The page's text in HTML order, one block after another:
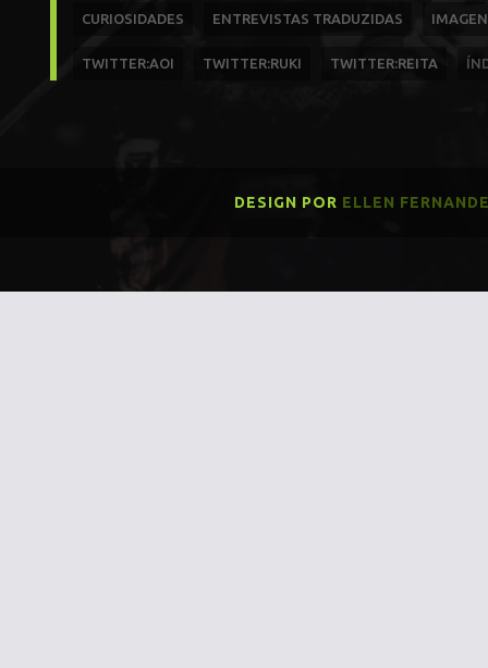
CURIOSIDADES ENTREVISTAS TRADUZIDAS
TWITTER:AOI TWITTER:RUKI TWITTER:REITA
DESIGN POR ELLEN